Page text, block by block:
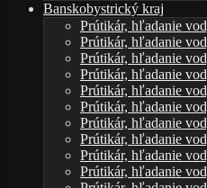
Banskobystrický kraj
Prútikár, hľadanie
Prútikár, hľadanie
Prútikár, hľadanie
Prútikár, hľadanie
Prútikár, hľadanie
Prútikár, hľadanie
Prútikár, hľadanie
Prútikár, hľadanie
Prútikár, hľadanie
Prútikár, hľadanie